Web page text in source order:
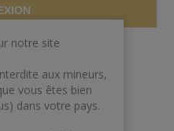
notre site
aux mineurs,
vous êtes bien
dans votre pays.